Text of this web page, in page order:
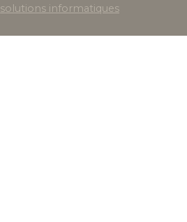
solutions informatiques